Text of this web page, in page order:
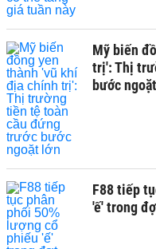
Mỹ biến
trị': Thị
bước
F88 tiếp
'ế' trong